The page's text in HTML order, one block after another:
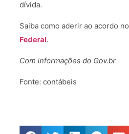
dívida.
Saiba como aderir ao acordo no
Federal.
Com informações do Gov.br
Fonte: contábeis